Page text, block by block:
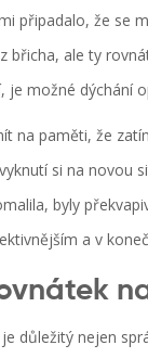
připadalo, že se
břicha, ale ty
je možné dýchání
na paměti, že
si na novou
byly
a v
důležitý nejen